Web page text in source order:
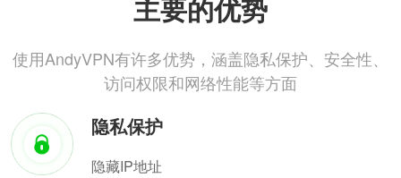
主要的优势
使用AndyVPN有许多优势，涵盖隐私保护、安全性、
访问权限和网络性能等方面
隐私保护
隐藏IP地址